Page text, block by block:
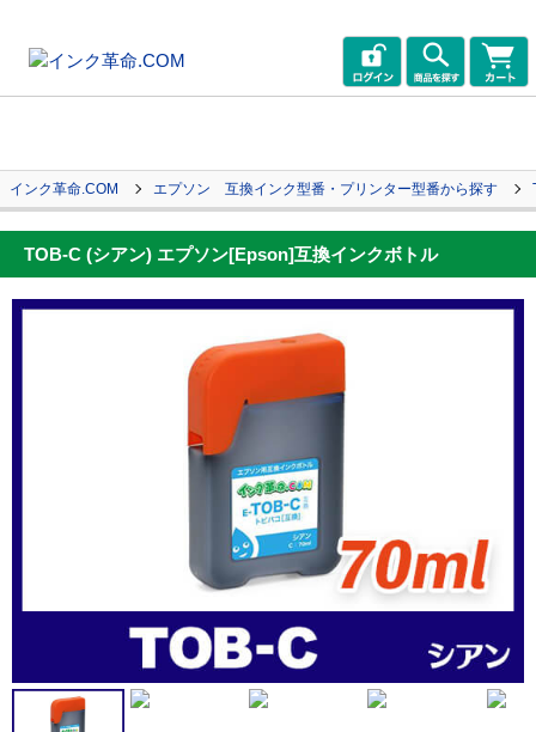
インク革命.COM エプソン 互換インク型番・プリンター型番から探す
TOB-C (シアン) エプソン[Epson]互換インクボトル